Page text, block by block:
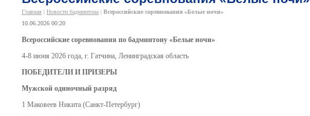
Главная | Новости бадминтона | Всероссийские соревнования «Белые ночи»
10.06.2026 00:20
Всероссийские соревнования по бадминтону «Белые ночи»
4-8 июня 2026 года, г. Гатчина, Ленинградская область
ПОБЕДИТЕЛИ И ПРИЗЕРЫ
Мужской одиночный разряд
1 Маковеев Никита (Санкт-Петербург)